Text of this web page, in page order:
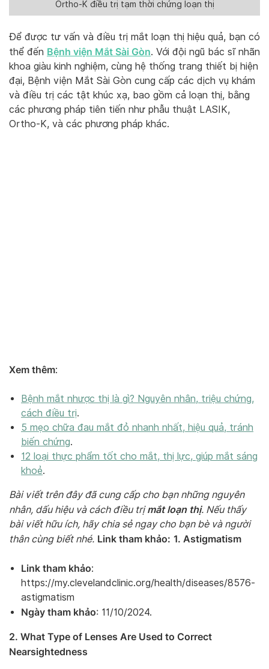
Ortho-K điều trị tạm thời chứng loạn thị
Để được tư vấn và điều trị mắt loạn thị hiệu quả, bạn có
thể đến Bệnh viện Mắt Sài Gòn. Với đội ngũ bác sĩ nhãn
khoa giàu kinh nghiệm, cùng hệ thống trang thiết bị hiện
đại, Bệnh viện Mắt Sài Gòn cung cấp các dịch vụ khám
và điều trị các tật khúc xạ, bao gồm cả loạn thị, bằng
các phương pháp tiên tiến như phẫu thuật LASIK,
Ortho-K, và các phương pháp khác.
Xem thêm:
Bệnh mắt nhược thị là gì? Nguyên nhân, triệu chứng,
cách điều trị.
5 mẹo chữa đau mắt đỏ nhanh nhất, hiệu quả, tránh
biến chứng.
12 loại thực phẩm tốt cho mắt, thị lực, giúp mắt sáng
khoẻ.
Bài viết trên đây đã cung cấp cho bạn những nguyên
nhân, dấu hiệu và cách điều trịmắt loạn thị. Nếu thấy
bài viết hữu ích, hãy chia sẻ ngay cho bạn bè và người
thân cùng biết nhé. Link tham khảo: 1. Astigmatism
Link tham khảo:
https://my.clevelandclinic.org/health/diseases/8576-
astigmatism
Ngày tham khảo: 11/10/2024.
2. What Type of Lenses Are Used to Correct
Nearsightedness